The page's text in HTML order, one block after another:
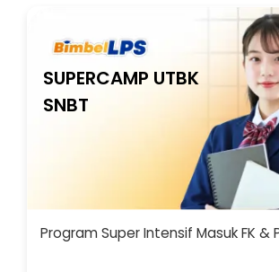
SUPERCAMP UTBK
SNBT
Program Super Intensif Masuk FK &